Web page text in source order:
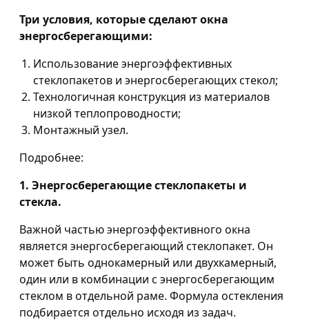
Три условия, которые сделают окна
энергосберегающими:
Использование энергоэффективных
стеклопакетов и энергосберегающих стекол;
Технологичная конструкция из материалов
низкой теплопроводности;
Монтажный узел.
Подробнее:
1. Энергосберегающие стеклопакеты и
стекла.
Важной частью энергоэффективного окна
является энергосберегающий стеклопакет. Он
может быть однокамерный или двухкамерный,
один или в комбинации с энергосберегающим
стеклом в отдельной раме. Формула остекления
подбирается отдельно исходя из задач.